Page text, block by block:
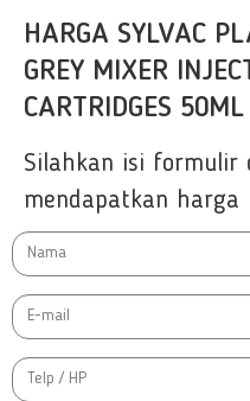
HARGA SYLVAC
GREY MIXER
CARTRIDGES 50ML
Silahkan isi formulir
mendapatkan